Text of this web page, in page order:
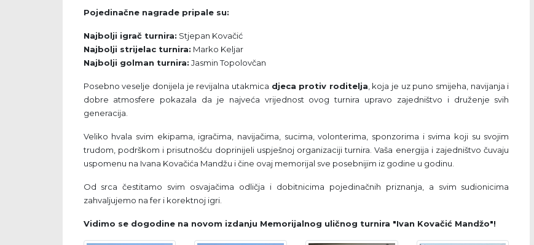
Pojedinačne nagrade pripale su:
Najbolji igrač turnira: Stjepan Kovačić
Najbolji strijelac turnira: Marko Keljar
Najbolji golman turnira: Jasmin Topolovčan
Posebno veselje donijela je revijalna utakmica djeca protiv roditelja, koja je uz puno smijeha, navijanja i
dobre atmosfere pokazala da je najveća vrijednost ovog turnira upravo zajedništvo i druženje svih
generacija.
Veliko hvala svim ekipama, igračima, navijačima, sucima, volonterima, sponzorima i svima koji su svojim
trudom, podrškom i prisutnošću doprinijeli uspješnoj organizaciji turnira. Vaša energija i zajedništvo čuvaju
uspomenu na Ivana Kovačića Mandžu i čine ovaj memorijal sve posebnijim iz godine u godinu.
Od srca čestitamo svim osvajačima odličja i dobitnicima pojedinačnih priznanja, a svim sudionicima
zahvaljujemo na fer i korektnoj igri.
Vidimo se dogodine na novom izdanju Memorijalnog uličnog turnira "Ivan Kovačić Mandžo"!